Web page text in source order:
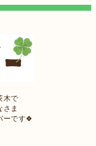
木で
さま
ーです🍀